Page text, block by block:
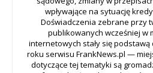
wpływające na sytuację
Doświadczenia zebrane przy
publikowanych wcześniej w
internetowych stały się
roku serwisu FrankNews.pl —
dotyczące tej tematyki są